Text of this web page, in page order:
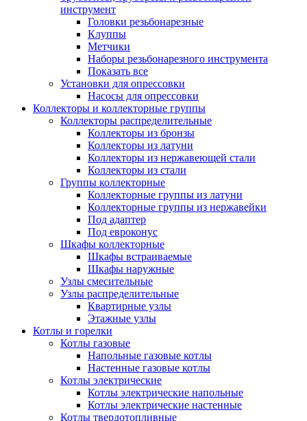
инструмент
Головки резьбонарезные
Клуппы
Метчики
Наборы резьбонарезного инструмента
Показать все
Установки для опрессовки
Насосы для опрессовки
Коллекторы и коллекторные группы
Коллекторы распределительные
Коллекторы из бронзы
Коллекторы из латуни
Коллекторы из нержавеющей стали
Коллекторы из стали
Группы коллекторные
Коллекторные группы из латуни
Коллекторные группы из нержавейки
Под адаптер
Под евроконус
Шкафы коллекторные
Шкафы встраиваемые
Шкафы наружные
Узлы смесительные
Узлы распределительные
Квартирные узлы
Этажные узлы
Котлы и горелки
Котлы газовые
Напольные газовые котлы
Настенные газовые котлы
Котлы электрические
Котлы электрические напольные
Котлы электрические настенные
Котлы твердотопливные